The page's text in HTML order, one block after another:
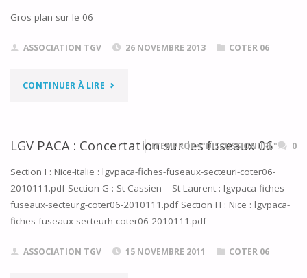
PHASE
8
NOVEMBRE
2013"
Gros plan sur le 06
ASSOCIATION TGV 26 NOVEMBRE 2013 COTER 06
CONTINUER À LIRE"GROS
06"
LGV PACA : Concertation sur les fuseaux 06
ITEMPROP="DISCUSSIONURL" 0
Section I : Nice-Italie : lgvpaca-fiches-fuseaux-secteuri-coter06-
2010111.pdf Section G : St-Cassien – St-Laurent : lgvpaca-fiches-
fuseaux-secteurg-coter06-2010111.pdf Section H : Nice : lgvpaca-
fiches-fuseaux-secteurh-coter06-2010111.pdf
ASSOCIATION TGV 15 NOVEMBRE 2011 COTER 06